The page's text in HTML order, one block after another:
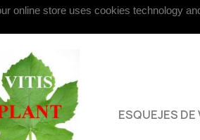
con nosotros
ESQUEJES DE
online store uses cookies technology